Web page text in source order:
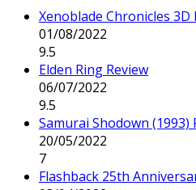
Xenoblade Chronicles 3D
01/08/2022
9.5
Elden Ring Review
06/07/2022
9.5
Samurai Shodown (1993)
20/05/2022
7
Flashback 25th